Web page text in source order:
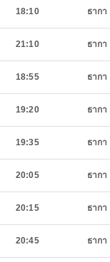
18:10 ธากา
21:10 ธากา
18:55 ธากา
19:20 ธากา
19:35 ธากา
20:05 ธากา
20:15 ธากา
20:45 ธากา